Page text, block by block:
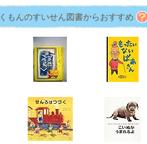
くもんのすいせん図書からおすすめ